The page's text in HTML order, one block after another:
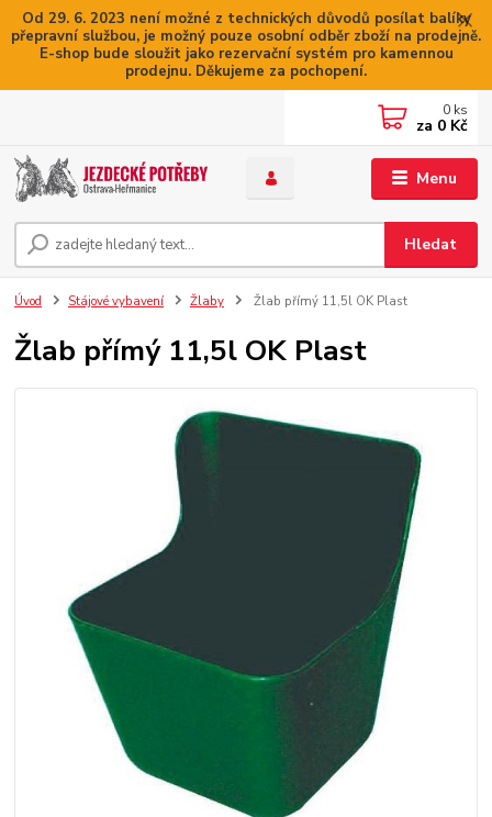
Od 29. 6. 2023 není možné z technických důvodů posílat balíky
přepravní službou, je možný pouze osobní odběr zboží na prodejně.
E-shop bude sloužit jako rezervační systém pro kamennou
prodejnu. Děkujeme za pochopení.
Menu
Hledat
0 ks
za 0 Kč
Úvod Stájové vybavení Žlaby Žlab přímý 11,5l OK Plast
Žlab přímý 11,5l OK Plast